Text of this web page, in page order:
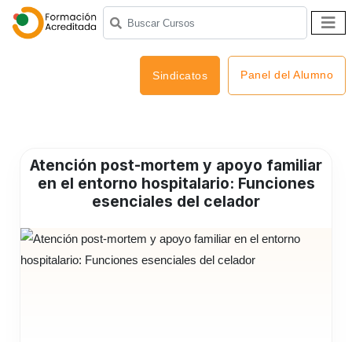
Sindicatos Panel del Alumno
Atención post-mortem y apoyo familiar
en el entorno hospitalario: Funciones
esenciales del celador